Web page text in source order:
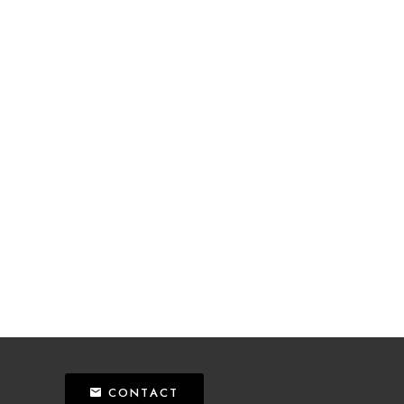
CONTACT